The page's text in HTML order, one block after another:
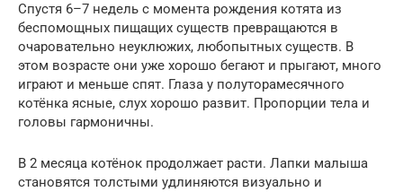
Спустя 6–7 недель с момента рождения котята из
беспомощных пищащих существ превращаются в
очаровательно неуклюжих, любопытных существ. В
этом возрасте они уже хорошо бегают и прыгают, много
играют и меньше спят. Глаза у полуторамесячного
котёнка ясные, слух хорошо развит. Пропорции тела и
головы гармоничны.
В 2 месяца котёнок продолжает расти. Лапки малыша
становятся толстыми удлиняются визуально и